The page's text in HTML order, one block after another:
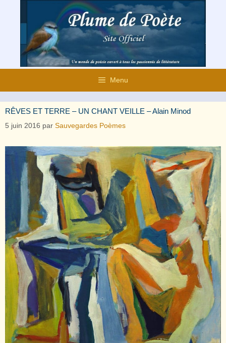
contenu
Menu
RÊVES ET TERRE – UN CHANT VEILLE – Alain Minod
5 juin 2016 par Sauvegardes Poèmes